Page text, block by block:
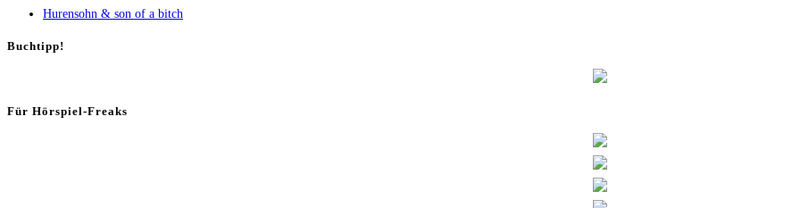
Huren­sohn & son of a bitch
Buch­tipp!
Für Hör­spiel-Freaks